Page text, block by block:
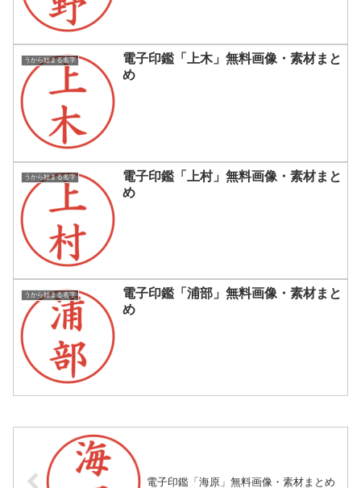
うから始まる名字
電子印鑑「上木」無料画像・素材まと
め
うから始まる名字
電子印鑑「上村」無料画像・素材まと
め
うから始まる名字
電子印鑑「浦部」無料画像・素材まと
め
電子印鑑「海原」無料画像・素材まとめ